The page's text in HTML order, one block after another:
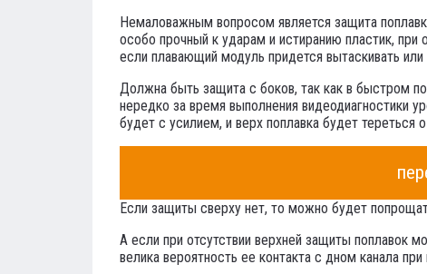
Немаловажным вопросом является защита
особо прочный к ударам и истиранию пластик,
если плавающий модуль придется вытаскивать
Должна быть защита с боков, так как в быстром
нередко за время выполнения видеодиагностики
будет с усилием, и верх поплавка будет тереться
Если защиты сверху нет, то можно будет
А если при отсутствии верхней защиты поплавок
велика вероятность ее контакта с дном канала при